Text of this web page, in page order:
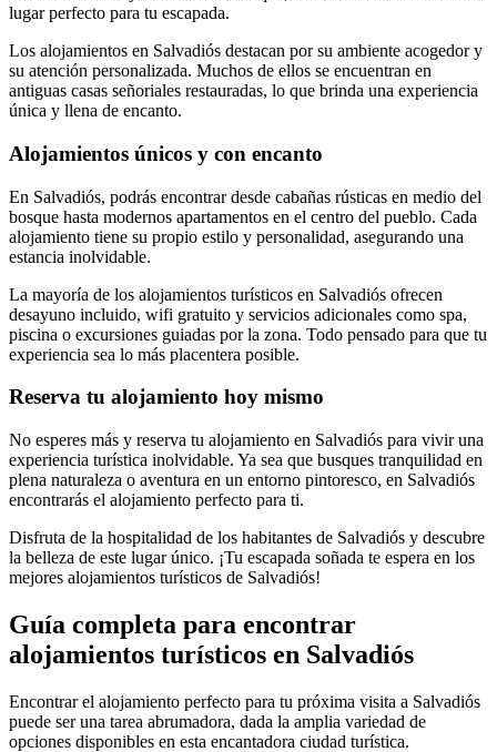
lugar perfecto para tu escapada.
Los alojamientos en Salvadiós destacan por su ambiente acogedor y
su atención personalizada. Muchos de ellos se encuentran en
antiguas casas señoriales restauradas, lo que brinda una experiencia
única y llena de encanto.
Alojamientos únicos y con encanto
En Salvadiós, podrás encontrar desde cabañas rústicas en medio del
bosque hasta modernos apartamentos en el centro del pueblo. Cada
alojamiento tiene su propio estilo y personalidad, asegurando una
estancia inolvidable.
La mayoría de los alojamientos turísticos en Salvadiós ofrecen
desayuno incluido, wifi gratuito y servicios adicionales como spa,
piscina o excursiones guiadas por la zona. Todo pensado para que tu
experiencia sea lo más placentera posible.
Reserva tu alojamiento hoy mismo
No esperes más y reserva tu alojamiento en Salvadiós para vivir una
experiencia turística inolvidable. Ya sea que busques tranquilidad en
plena naturaleza o aventura en un entorno pintoresco, en Salvadiós
encontrarás el alojamiento perfecto para ti.
Disfruta de la hospitalidad de los habitantes de Salvadiós y descubre
la belleza de este lugar único. ¡Tu escapada soñada te espera en los
mejores alojamientos turísticos de Salvadiós!
Guía completa para encontrar
alojamientos turísticos en Salvadiós
Encontrar el alojamiento perfecto para tu próxima visita a Salvadiós
puede ser una tarea abrumadora, dada la amplia variedad de
opciones disponibles en esta encantadora ciudad turística.